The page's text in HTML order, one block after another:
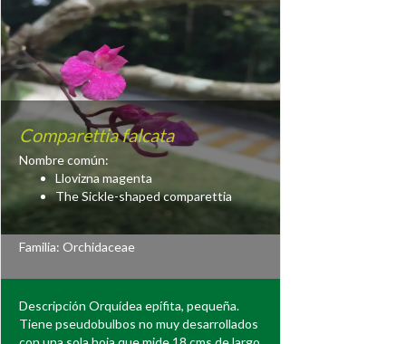
Comparettia falcata
Nombre común:
Llovizna magenta
The Sickle-shaped comparettia
Familia: Orchidaceae
Descripción Orquídea epífita, pequeña.
Tiene pseudobulbos no muy desarrollados